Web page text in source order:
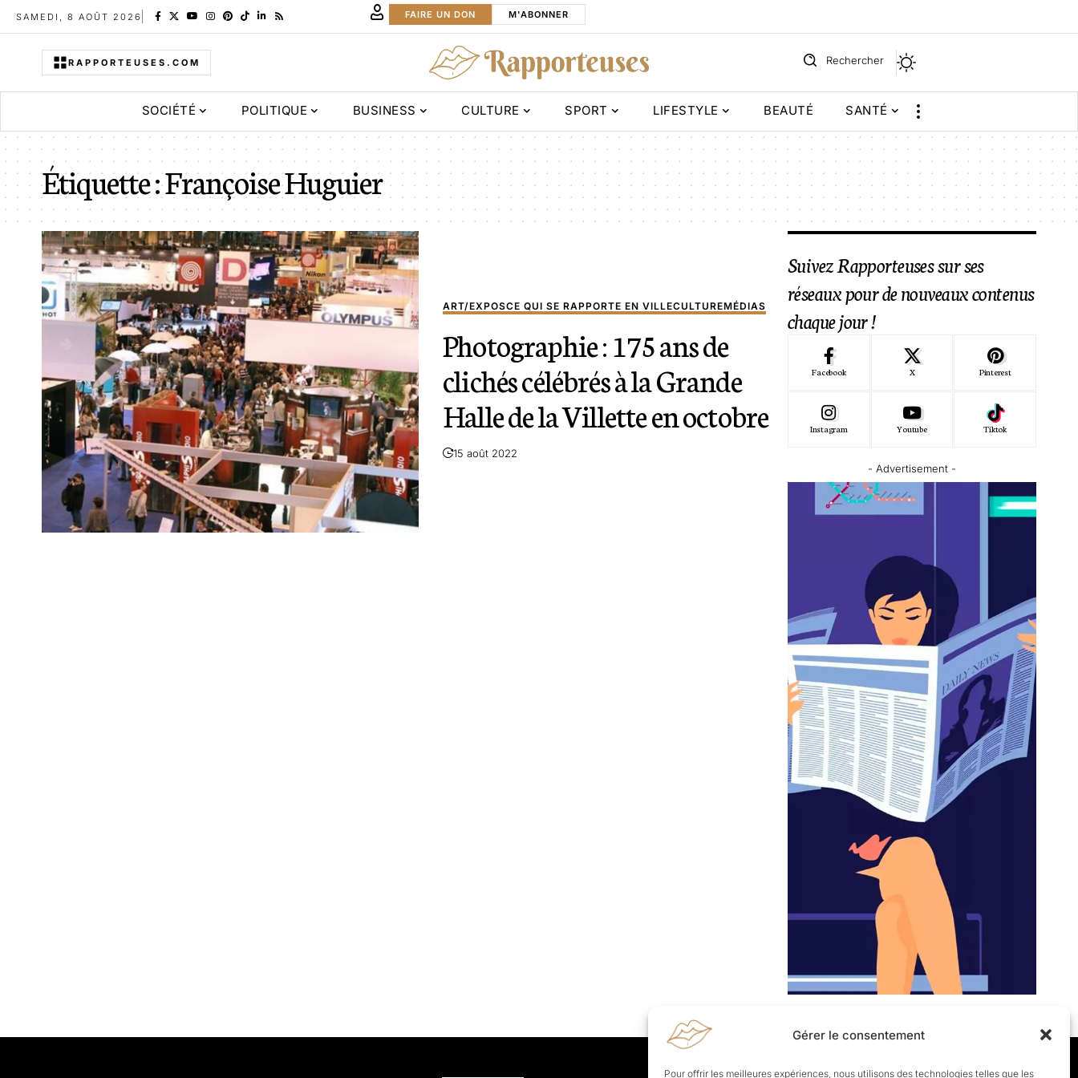
Gérer le consentement
Pour offrir les meilleures expériences, nous utilisons des technologies telles que les
SAMEDI, 8 AOÛT 2026 FAIRE UN DON M'ABONNER
RAPPORTEUSES.COM Rechercher
SOCIÉTÉ POLITIQUE BUSINESS CULTURE SPORT LIFESTYLE BEAUTÉ SANTÉ
Étiquette :Françoise Huguier
ART/EXPOSCE QUI SE RAPPORTE EN VILLECULTUREMÉDIAS
Photographie : 175 ans de
clichés célébrés à la Grande
Halle de la Villette en octobre
15 août 2022
Suivez Rapporteuses sur ses
réseaux pour de nouveaux contenus
chaque jour !
Facebook X Pinterest
Instagram Youtube Tiktok
- Advertisement -